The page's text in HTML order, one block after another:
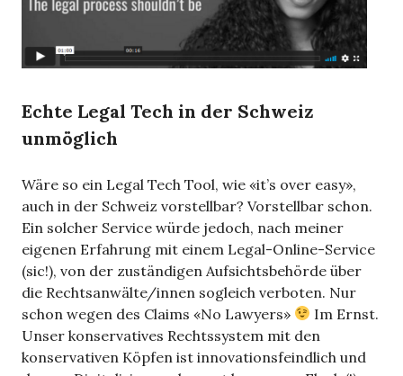
Echte Legal Tech in der Schweiz
unmöglich
Wäre so ein Legal Tech Tool, wie «it’s over easy»,
auch in der Schweiz vorstellbar? Vorstellbar schon.
Ein solcher Service würde jedoch, nach meiner
eigenen Erfahrung mit einem Legal-Online-Service
(sic!), von der zuständigen Aufsichtsbehörde über
die Rechtsanwälte/innen sogleich verboten. Nur
schon wegen des Claims «No Lawyers»
Im Ernst.
Unser konservatives Rechtssystem mit den
konservativen Köpfen ist innovationsfeindlich und